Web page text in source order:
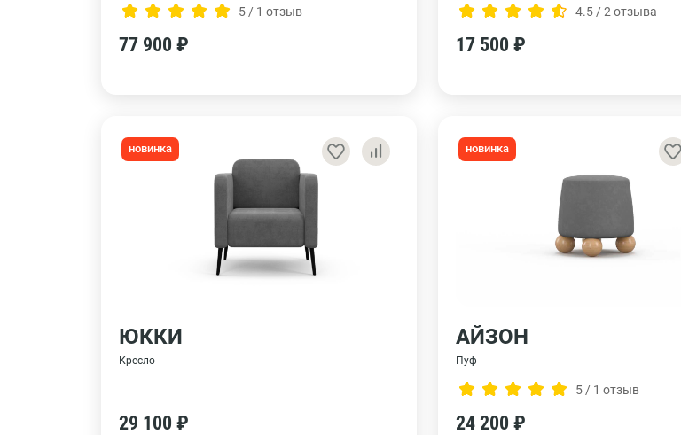
5 / 1 отзыв
77 900 ₽
4.5 / 2 отзыва
17 500 ₽
новинка
ЮККИ
Кресло
29 100 ₽
новинка
АЙЗОН
Пуф
5 / 1 отзыв
24 200 ₽